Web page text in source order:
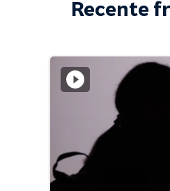
Recente